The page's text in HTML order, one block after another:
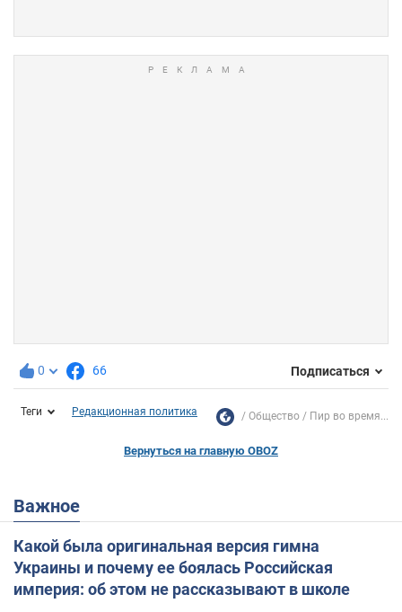
0 66 Подписаться
Теги Редакционная политика Общество Пир во время...
Вернуться на главную OBOZ
Важное
Какой была оригинальная версия гимна
Украины и почему ее боялась Российская
империя: об этом не рассказывают в школе